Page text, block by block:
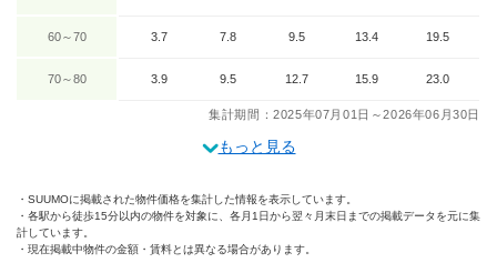
60～70 3.7 7.8 9.5 13.4 19.5
70～80 3.9 9.5 12.7 15.9 23.0
集計期間：2025年07月01日～2026年06月30日
もっと見る
SUUMOに掲載された物件価格を集計した情報を表示しています。
各駅から徒歩15分以内の物件を対象に、各月1日から翌々月末日までの掲載データを元に集
計しています。
現在掲載中物件の金額・賃料とは異なる場合があります。